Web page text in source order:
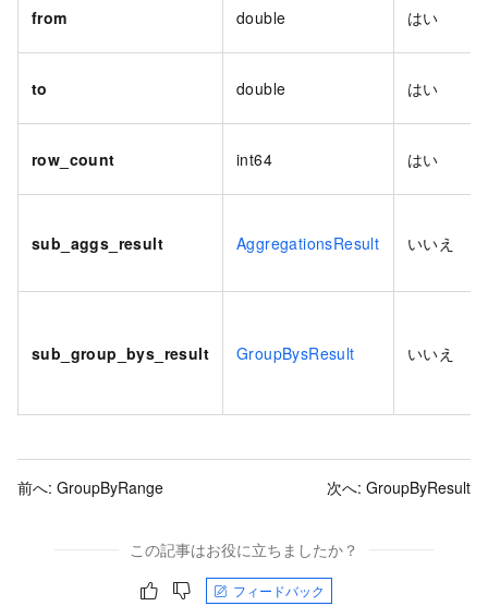
from double はい
to double はい
row_count int64 はい
sub_aggs_result AggregationsResult いいえ
sub_group_bys_result GroupBysResult いいえ
前へ: GroupByRange 次へ: GroupByResult
この記事はお役に立ちましたか？
フィードバック